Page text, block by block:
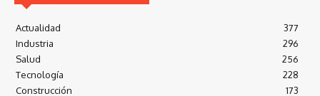
Actualidad
377
Industria
296
Salud
256
Tecnología
228
Construcción
173